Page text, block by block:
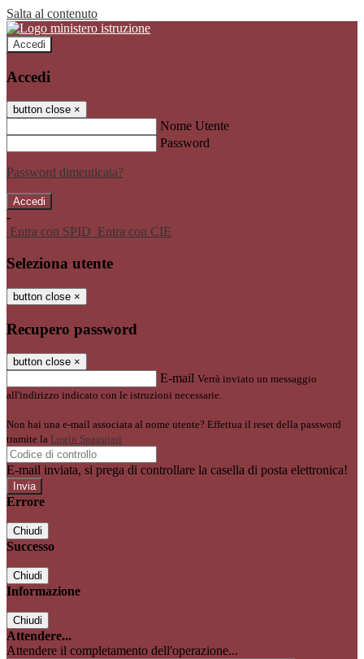
Salta al contenuto
Accedi
Accedi
button close ×
Nome Utente
Password
Password dimenticata?
-
Entra con SPID Entra con CIE
Seleziona utente
button close ×
Recupero password
button close ×
E-mail Verrà inviato un messaggio
all'indirizzo indicato con le istruzioni necessarie.
Non hai una e-mail associata al nome utente? Effettua il reset della password
tramite la Login Spaggiari
E-mail inviata, si prega di controllare la casella di posta elettronica!
Errore
Chiudi
Successo
Chiudi
Informazione
Chiudi
Attendere...
Attendere il completamento dell'operazione...